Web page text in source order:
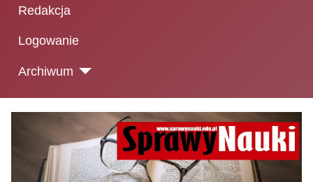
Redakcja
Logowanie
Archiwum